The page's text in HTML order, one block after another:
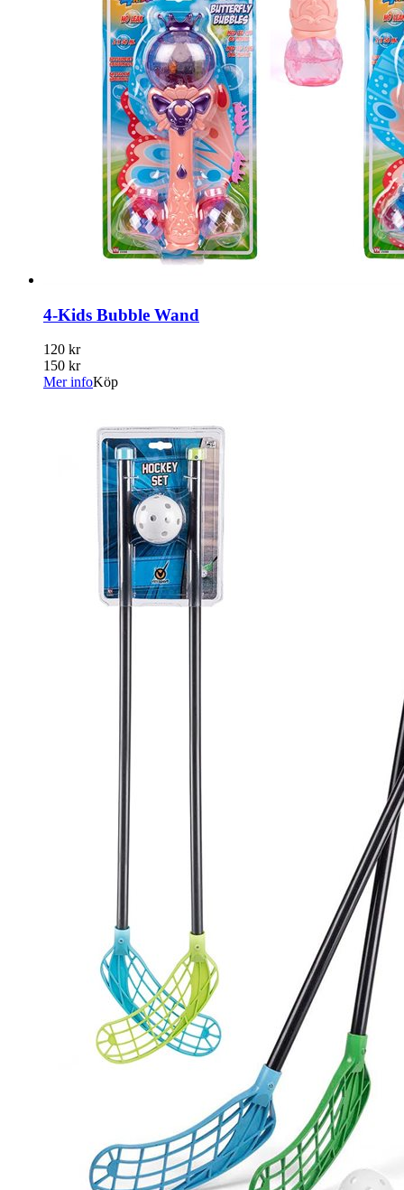
4-Kids Bubble Wand
120 kr
150 kr
Mer infoKöp